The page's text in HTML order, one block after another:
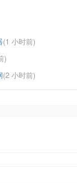
(1 小时前)
)
(2 小时前)